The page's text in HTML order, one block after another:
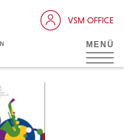
VSM OFFICE
MENÜ